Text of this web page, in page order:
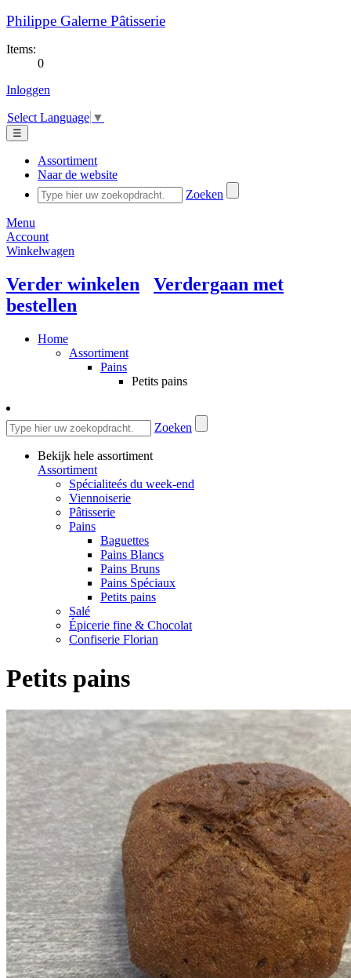
Philippe Galerne Pâtisserie
Items:
0
Inloggen
Select Language ▼
☰
Assortiment
Naar de website
Zoeken
Menu
Account
Winkelwagen
Verder winkelen
Verdergaan met
bestellen
Home
Assortiment
Pains
Petits pains
Zoeken
Bekijk hele assortiment
Assortiment
Spécialiteés du week-end
Viennoiserie
Pâtisserie
Pains
Baguettes
Pains Blancs
Pains Bruns
Pains Spéciaux
Petits pains
Salé
Épicerie fine & Chocolat
Confiserie Florian
Petits pains